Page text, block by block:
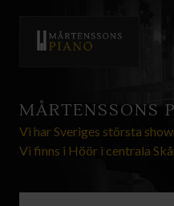
MÅRTENSSONS
Vi har Sveriges största
Vi finns i Höör i centrala